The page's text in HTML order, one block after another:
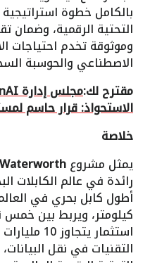
بالكامل خطوة
التحتية الرقمية،
وموثوقة تخدم احتياجات
الاصطناعي والحوسبة
مقترح لك:
الاستحواذ: قرار حاسم
خلاصة
يمثل مشروعWaterworth
رائدة في عالم الكابلات
كيلومتر، ويربط بين
استثمار
التقنيات في نقل